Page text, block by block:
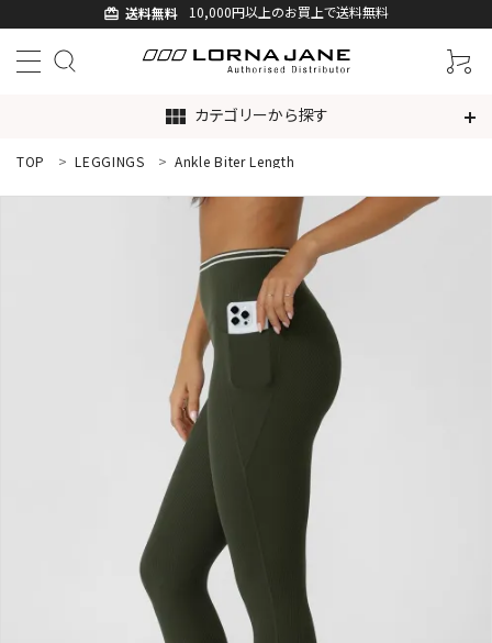
card_giftcard 送料無料 10,000円以上のお買上で送料無料
view_module カテゴリーから探す
ACCOUNT MENU
ようこそ ゲスト 様
新規会員登録
search
INFORMATIOM
TOP LEGGINGS Ankle Biter Length